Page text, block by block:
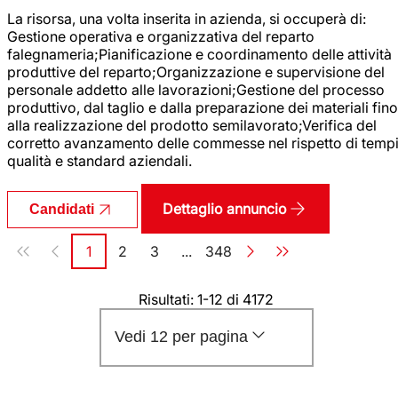
La risorsa, una volta inserita in azienda, si occuperà di:
Gestione operativa e organizzativa del reparto
falegnameria;Pianificazione e coordinamento delle attività
produttive del reparto;Organizzazione e supervisione del
personale addetto alle lavorazioni;Gestione del processo
produttivo, dal taglio e dalla preparazione dei materiali fino
alla realizzazione del prodotto semilavorato;Verifica del
corretto avanzamento delle commesse nel rispetto di
qualità e standard aziendali.
Candidati Dettaglio annuncio
Paginazione
Pagina
1 Pagina
2 Pagina
3 ... Pagina
348
Risultati: 1-12 di 4172
Vedi 12 per pagina